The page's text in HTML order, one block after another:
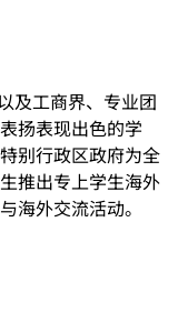
及工商界、专业团
扬表现出色的学
别行政区政府为全
推出专上学生海外
海外交流活动。